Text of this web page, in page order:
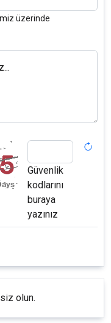
üzerinde
Güvenlik
kodlarını
buraya
yazınız
olun.